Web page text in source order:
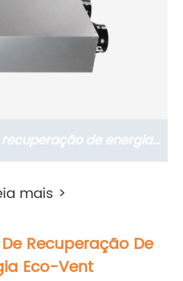
de energia
residenciais da série
mais >
Recuperação De
Eco-Vent